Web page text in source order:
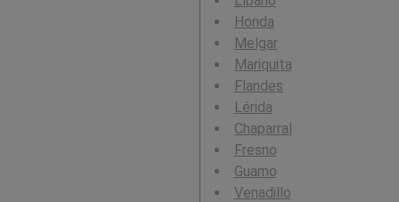
Honda
Melgar
Mariquita
Flandes
Lérida
Chaparral
Fresno
Guamo
Venadillo